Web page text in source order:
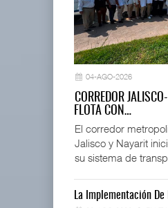
04-AGO-2026
CORREDOR
FLOTA CON…
El corredor
Jalisco y Nayarit
su sistema de transp
La Implementación De